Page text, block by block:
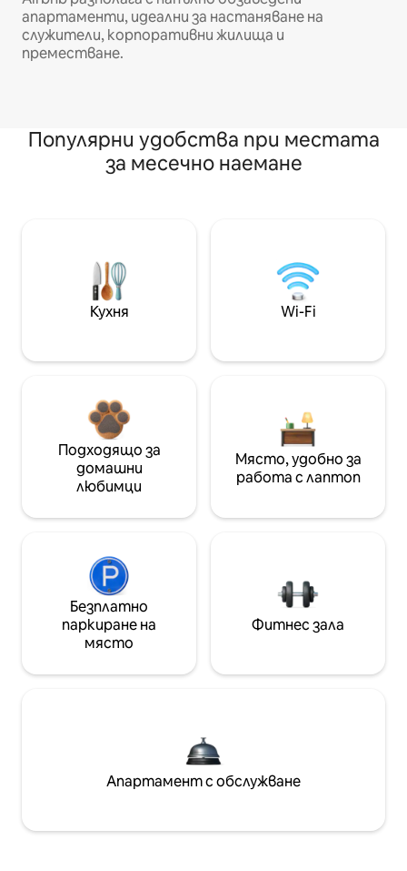
апартаменти, идеални за настаняване на
служители, корпоративни жилища и
преместване.
Популярни удобства при местата
за месечно наемане
Кухня Wi-Fi
Подходящо за
домашни
любимци
Място, удобно за
работа с лаптоп
Безплатно
паркиране на
място
Фитнес зала
Апартамент с обслужване